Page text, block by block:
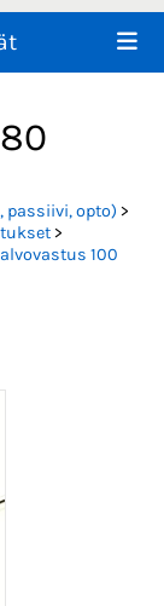
passiivi, opto) >
>
100